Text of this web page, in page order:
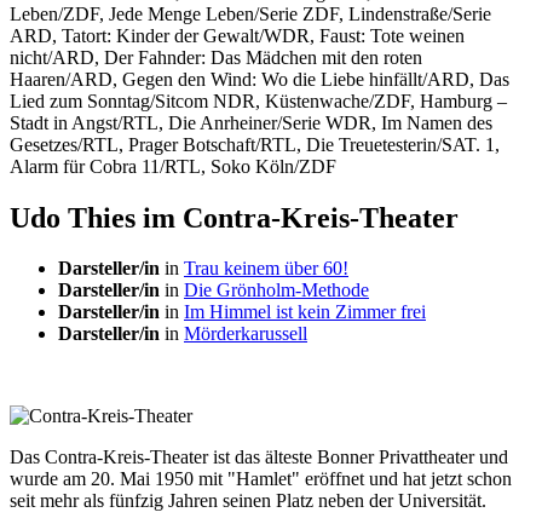
Leben/ZDF, ­Jede Menge Leben/Serie ZDF, Lindenstraße/Serie
ARD, Tatort: Kinder der Gewalt/WDR, Faust: Tote weinen
nicht/ARD, Der Fahnder: Das Mädchen mit den roten
Haaren/ARD, Gegen den Wind: Wo die Liebe hinfällt/ARD, Das
Lied zum Sonntag/Sitcom NDR, Küstenwache/ZDF, Hamburg –
Stadt in Angst/RTL, Die Anrheiner/Serie WDR, Im Namen des
Gesetzes/RTL, Prager Botschaft/RTL, Die Treuetesterin/SAT. 1,
Alarm für Cobra 11/RTL, Soko Köln/ZDF
Udo Thies im Contra-Kreis-Theater
Darsteller/in in Trau keinem über 60!
Darsteller/in in Die Grönholm-Methode
Darsteller/in in Im Himmel ist kein Zimmer frei
Darsteller/in in Mörderkarussell
Das Contra-Kreis-Theater ist das älteste Bonner Privattheater und
wurde am 20. Mai 1950 mit "Hamlet" eröffnet und hat jetzt schon
seit mehr als fünfzig Jahren seinen Platz neben der Universität.